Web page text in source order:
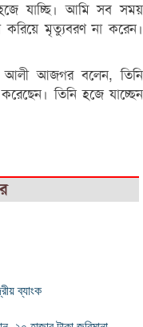
যাচ্ছি। আমি সব সময়
মৃত্যুবরণ না করেন।
আলী আজগর বলেন, তিনি
তিনি হজে যাচ্ছেন
ব্যাংক